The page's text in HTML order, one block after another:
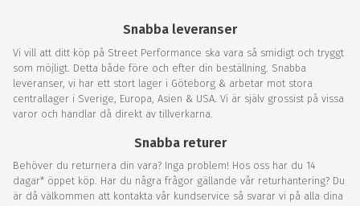
Snabba leveranser
Vi vill att ditt köp på Street Performance ska vara så smidigt och tryggt
som möjligt. Detta både före och efter din beställning. Snabba
leveranser, vi har ett stort lager i Göteborg & arbetar mot stora
centrallager i Sverige, Europa, Asien & USA. Vi är själv grossist på vissa
varor och handlar då direkt av tillverkarna.
Snabba returer
Behöver du returnera din vara? Inga problem! Hos oss har du 14
dagar* öppet köp. Har du några frågor gällande vår returhantering? Du
är då välkommen att kontakta vår kundservice så svarar vi på alla dina